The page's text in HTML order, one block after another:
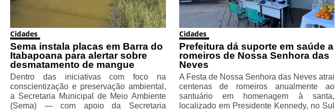
Cidades
Sema instala placas em Barra do
Itabapoana para alertar sobre
desmatamento de mangue
Dentro das iniciativas com foco na
conscientização e preservação ambiental,
a Secretaria Municipal de Meio Ambiente
(Sema) — com apoio da Secretaria
Cidades
Prefeitura dá suporte em saúde a
romeiros de Nossa Senhora das
Neves
A Festa de Nossa Senhora das Neves atrai
centenas de romeiros anualmente ao
santuário em homenagem à santa,
localizado em Presidente Kennedy, no Sul